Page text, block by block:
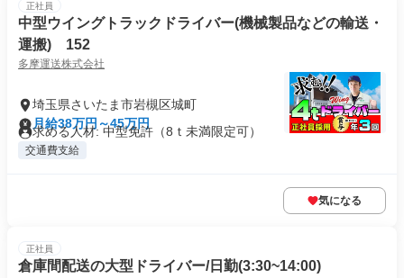
正社員
中型ウイングトラックドライバー(機械製品などの輸送・
運搬) 152
多摩運送株式会社
埼玉県さいたま市岩槻区城町
月給38万円～45万円
求める人材: 中型免許（8ｔ未満限定可）
交通費支給
気になる
正社員
倉庫間配送の大型ドライバー/日勤(3:30~14:00)